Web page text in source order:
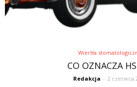
Wiertła
CO OZNACZA
Redakcja - 2 czerwca